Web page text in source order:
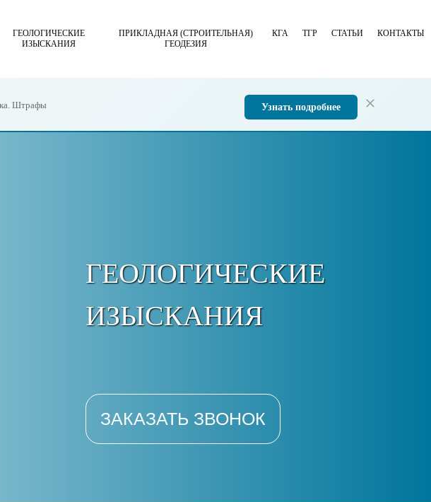
ГЕОЛОГИЧЕСКИЕ
ИЗЫСКАНИЯ
ПРИКЛАДНАЯ (СТРОИТЕЛЬНАЯ)
ГЕОДЕЗИЯ
КГА ТГР СТАТЬИ КОНТАКТЫ
Штрафы
Узнать подробнее
ГЕОЛОГИЧЕСКИЕ
ИЗЫСКАНИЯ
ЗАКАЗАТЬ ЗВОНОК